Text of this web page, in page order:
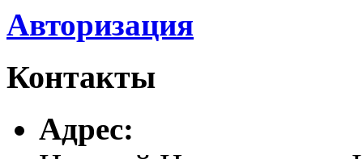
Авторизация
Контакты
Адреc: